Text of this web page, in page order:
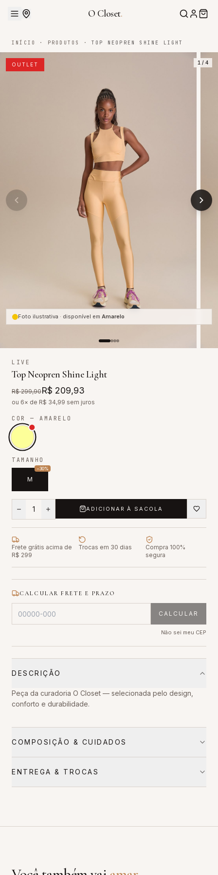
O Closet.
INÍCIO · PRODUTOS · TOP NEOPREN SHINE LIGHT
OUTLET
Foto ilustrativa · disponível em Amarelo
1 / 4
LIVE
Top Neopren Shine Light
R$ 299,90R$ 209,93
ou 6× de R$ 34,99 sem juros
COR — AMARELO
TAMANHO
M
−30%
1 ADICIONAR À SACOLA
Frete grátis acima de
R$ 299
Trocas em 30 dias
Compra 100%
segura
CALCULAR FRETE E PRAZO
CALCULAR
Não sei meu CEP
DESCRIÇÃO
Peça da curadoria O Closet — selecionada pelo design,
conforto e durabilidade.
COMPOSIÇÃO & CUIDADOS
ENTREGA & TROCAS